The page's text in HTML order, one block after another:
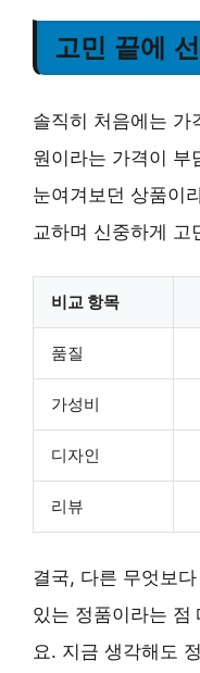
고민 끝에
솔직히 처음에는
원이라는 가격이 부
눈여겨보던 상품이
교하며 신중하게 고
비교 항목
품질
가성비
디자인
리뷰
결국, 다른 무엇보
있는 정품이라는 점
요. 지금 생각해도